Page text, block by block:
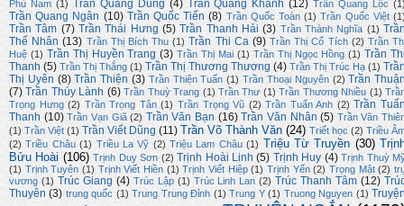
Phù Nam (1) Trần Quang Dũng (4) Trần Quang Khanh (12) Trần Quang Lộc
Trần Quang Ngân (10) Trần Quốc Tiến (8) Trần Quốc Toàn (1) Trần Quốc Việt
Trần Tâm (7) Trần Thái Hưng (5) Trần Thanh Hải (3) Trần Thành Nghĩa (1)
Thế Nhân (13) Trần Thị Bích Thu (1) Trần Thi Ca (9) Trần Thị Cổ Tích (2) Trần
Huệ (1) Trần Thị Huyền Trang (3) Trần Thị Mai (1) Trần Thị Ngọc Hồng (1) Trần
Thanh (5) Trần Thị Thắng (1) Trần Thị Thương Thương (4) Trần Thị Trúc Hạ (1)
Thị Uyên (8) Trần Thiện (3) Trần Thiện Tuấn (1) Trần Thoại Nguyên (2) Trần
(7) Trần Thúy Lành (6) Trần Thuỳ Trang (1) Trần Thư (1) Trần Thương Nhiều (1)
Trọng Hưng (2) Trần Trọng Tân (1) Trần Trọng Vũ (2) Trần Tuấn Anh (2) Trần
Thanh (10) Trần Vạn Giã (2) Trần Văn Bạn (16) Trần Văn Nhân (5) Trần Văn
(1) Trần Việt (1) Trần Viết Dũng (11) Trần Võ Thành Văn (24) Triết học (2) Triều
(2) Triều Châu (1) Triều La Vỹ (2) Triệu Lam Châu (1) Triệu Từ Truyền (30)
Bửu Hoài (106) Trịnh Duy Sơn (2) Trịnh Hoài Linh (5) Trịnh Huy (4) Trịnh Thuỳ
(1) Trịnh Tuyên (1) Trịnh Viết Hiền (1) Trịnh Viết Hiệp (1) Trịnh Yến (2) Trọng Mật (2)
vương (1) Trúc Giang (4) Trúc Lập (1) Trúc Linh Lan (2) Trúc Thanh Tâm (12)
Thuyên (3) trung quốc (1) Trung Trung Đỉnh (1) Trung Y (1) Truong Nguyen (1)